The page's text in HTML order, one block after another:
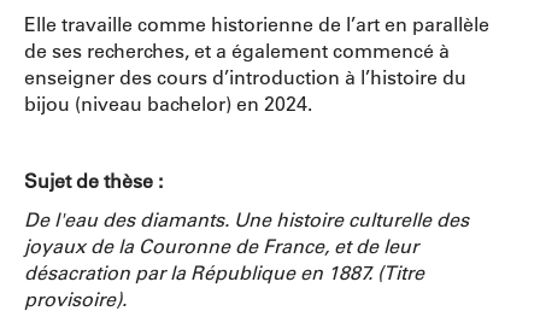
Elle travaille comme historienne de l’art en parallèle
de ses recherches, et a également commencé à
enseigner des cours d’introduction à l’histoire du
bijou (niveau bachelor) en 2024.
Sujet de thèse :
De l'eau des diamants. Une histoire culturelle des
joyaux de la Couronne de France, et de leur
désacration par la République en 1887. (Titre
provisoire).